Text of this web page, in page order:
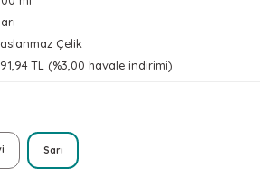
Çelik
TL (%3,00 havale indirimi)
Sarı